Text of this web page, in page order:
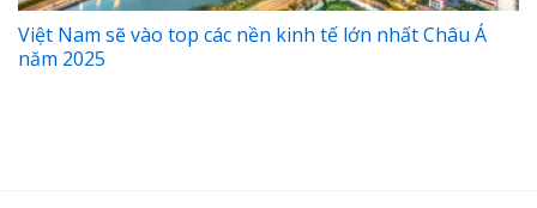
Việt Nam sẽ vào top các nền kinh tế lớn nhất Châu Á
năm 2025